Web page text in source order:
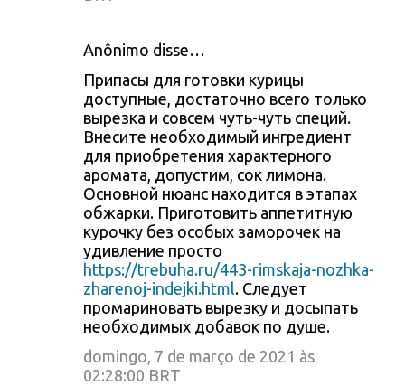
Anônimo disse…
Припасы для готовки курицы
доступные, достаточно всего только
вырезка и совсем чуть-чуть специй.
Внесите необходимый ингредиент
для приобретения характерного
аромата, допустим, сок лимона.
Основной нюанс находится в этапах
обжарки. Приготовить аппетитную
курочку без особых заморочек на
удивление просто
https://trebuha.ru/443-rimskaja-nozhka-
zharenoj-indejki.html. Следует
промариновать вырезку и досыпать
необходимых добавок по душе.
domingo, 7 de março de 2021 às
02:28:00 BRT